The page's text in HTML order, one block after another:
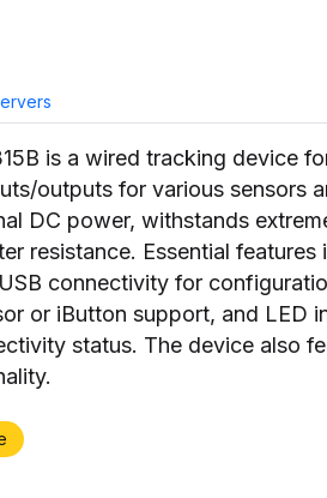
is a wired tracking device
outputs for various sensors
DC power, withstands
resistance. Essential features
connectivity for
or iButton support, and LED
status. The device also